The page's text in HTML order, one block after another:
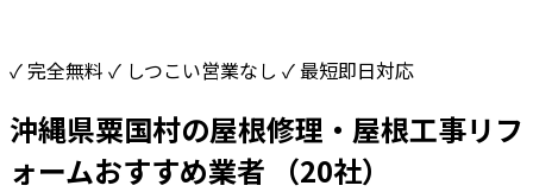
✓ 完全無料 ✓ しつこい営業なし ✓ 最短即日対応
沖縄県粟国村の屋根修理・屋根工事リフ
ォームおすすめ業者
（20社）